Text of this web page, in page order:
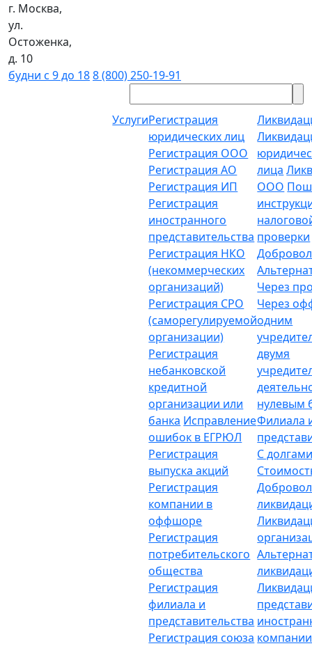
г. Москва,
ул.
Остоженка,
д. 10
будни с 9 до 188 (800) 250-19-91
УслугиРегистрация
юридических лиц
Регистрация ООО
Регистрация АО
Регистрация ИП
Регистрация
иностранного
представительства
Регистрация НКО
(некоммерческих
организаций)
Регистрация СРО
(саморегулируемой
организации)
Регистрация
небанковской
кредитной
организации или
банка Исправление
ошибок в ЕГРЮЛ
Регистрация
выпуска акций
Регистрация
компании в
оффшоре
Регистрация
потребительского
общества
Регистрация
филиала и
представительства
Регистрация союза
лица
ООО
проверки
Через
Через
одним
двумя
нулевым
Филиала
С
компании